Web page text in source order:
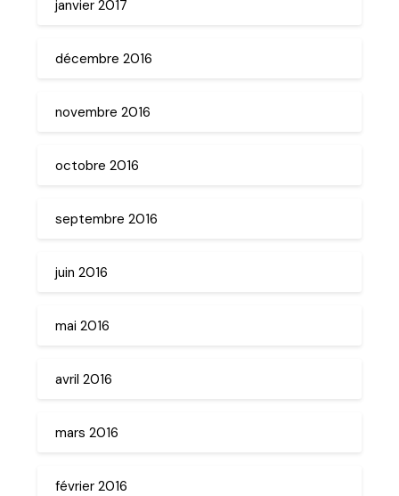
janvier 2017
décembre 2016
novembre 2016
octobre 2016
septembre 2016
juin 2016
mai 2016
avril 2016
mars 2016
février 2016